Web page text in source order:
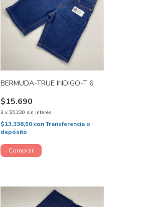
BERMUDA-TRUE INDIGO-T 6
$15.690
3 x $5.230 sin interés
$13.336,50 con Transferencia o
depósito